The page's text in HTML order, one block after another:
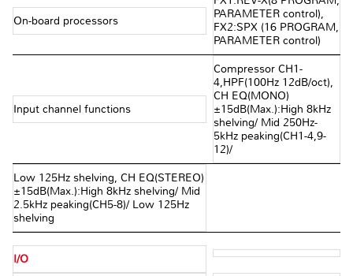
On-board processors
PARAMETER control),
FX2:SPX (16 PROGRAM,
PARAMETER control)
Input channel functions
Compressor CH1-
4,HPF(100Hz 12dB/oct),
CH EQ(MONO)
±15dB(Max.):High 8kHz
shelving/ Mid 250Hz-
5kHz peaking(CH1-4,9-
12)/
Low 125Hz shelving, CH EQ(STEREO)
±15dB(Max.):High 8kHz shelving/ Mid
2.5kHz peaking(CH5-8)/ Low 125Hz
shelving
I/O